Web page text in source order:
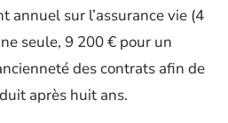
annuel sur l’assurance vie (4
seule, 9 200 € pour un
des contrats afin de
après huit ans.